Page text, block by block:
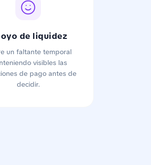
de liquidez
un faltante temporal
visibles las
de pago antes de
decidir.